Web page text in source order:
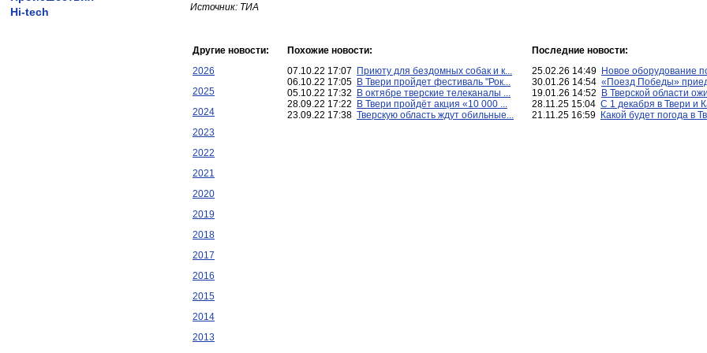
Hi-tech
Источник: ТИА
Другие новости:
2026
2025
2024
2023
2022
2021
2020
2019
2018
2017
2016
2015
2014
2013
Похожие новости:
07.10.22 17:07
Приюту для бездомных собак и к...
06.10.22 17:05 В Твери пройдет фестиваль "Рок...
05.10.22 17:32
В октябре тверские телеканалы ...
28.09.22 17:22
В Твери пройдёт акция «10 000 ...
23.09.22 17:38 Тверскую область ждут обильные...
Последние новости:
25.02.26 14:49 Новое оборудование
30.01.26 14:54 «Поезд Победы»
19.01.26 14:52
В Тверской области
28.11.25 15:04 С 1 декабря в Твери и
21.11.25 16:59 Какой будет погода в